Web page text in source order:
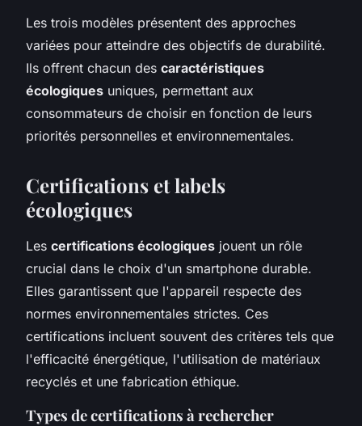
Les trois modèles présentent des approches
variées pour atteindre des objectifs de durabilité.
Ils offrent chacun des caractéristiques
écologiques uniques, permettant aux
consommateurs de choisir en fonction de leurs
priorités personnelles et environnementales.
Certifications et labels
écologiques
Les certifications écologiques jouent un rôle
crucial dans le choix d'un smartphone durable.
Elles garantissent que l'appareil respecte des
normes environnementales strictes. Ces
certifications incluent souvent des critères tels que
l'efficacité énergétique, l'utilisation de matériaux
recyclés et une fabrication éthique.
Types de certifications à rechercher